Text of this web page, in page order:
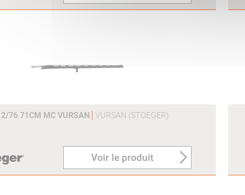
76 71CM MC VURSAN VURSAN (STOEGER)
Voir le produit